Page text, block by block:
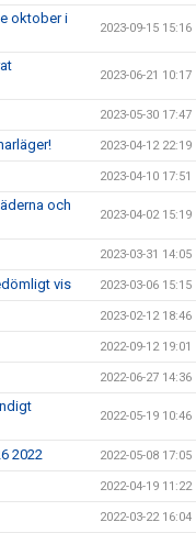
oktober i
2023-09-15 15:16
2023-06-21 10:17
2023-05-30 17:47
2023-04-12 22:19
2023-04-10 17:51
och
2023-04-02 15:19
2023-03-31 14:05
vis 2023-03-06 15:15
2023-02-12 18:46
2022-09-12 19:01
2022-06-27 14:36
2022-05-19 10:46
2022 2022-05-08 17:05
2022-04-19 11:22
2022-03-22 16:04